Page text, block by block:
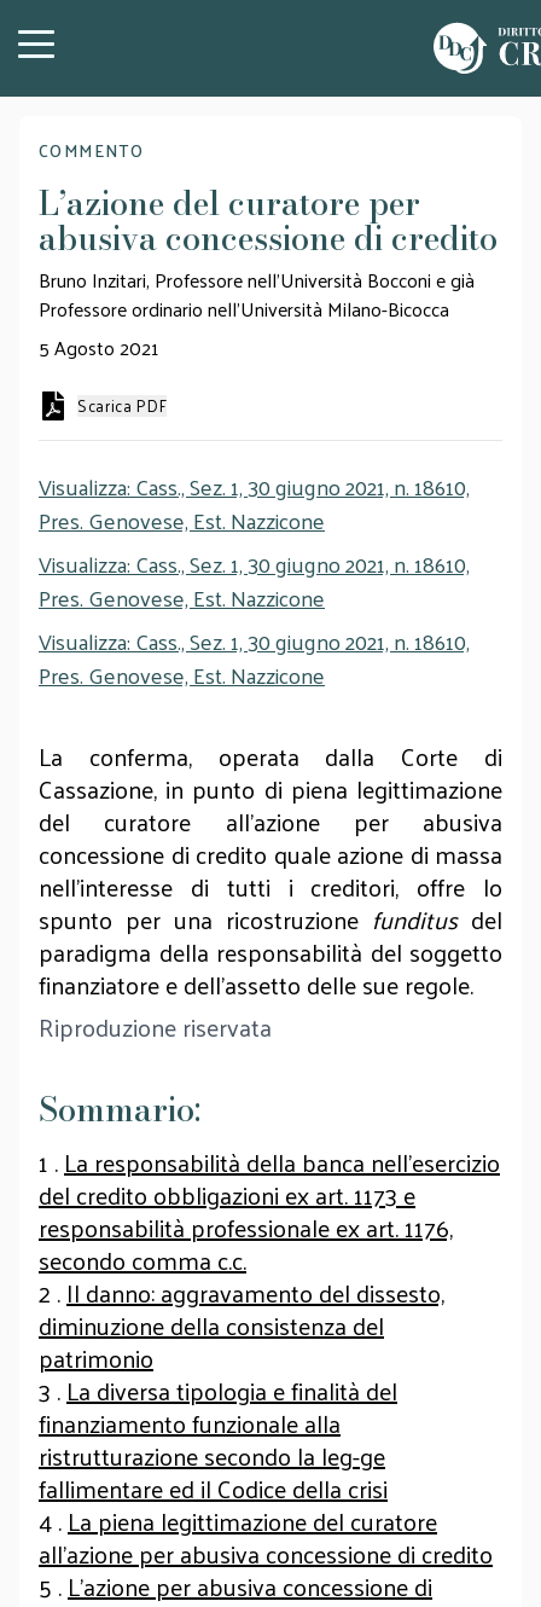
COMMENTO
L’azione del curatore per
abusiva concessione di credito
Bruno Inzitari, Professore nell’Università Bocconi e già
Professore ordinario nell’Università Milano-Bicocca
5 Agosto 2021
Scarica PDF
Visualizza: Cass., Sez. 1, 30 giugno 2021, n. 18610,
Pres. Genovese, Est. Nazzicone
Visualizza: Cass., Sez. 1, 30 giugno 2021, n. 18610,
Pres. Genovese, Est. Nazzicone
Visualizza: Cass., Sez. 1, 30 giugno 2021, n. 18610,
Pres. Genovese, Est. Nazzicone
La conferma, operata dalla Corte di
Cassazione, in punto di piena legittimazione
del curatore all’azione per abusiva
concessione di credito quale azione di massa
nell’interesse di tutti i creditori, offre lo
spunto per una ricostruzione funditusdel
paradigma della responsabilità del soggetto
finanziatore e dell’assetto delle sue regole.
Riproduzione riservata
Sommario:
1 .La responsabilità della banca nell’esercizio
del credito obbligazioni ex art. 1173 e
responsabilità professionale ex art. 1176,
secondo comma c.c.
2 .Il danno: aggravamento del dissesto,
diminuzione della consistenza del
patrimonio
3 .La diversa tipologia e finalità del
finanziamento funzionale alla
ristrutturazione secondo la leg-ge
fallimentare ed il Codice della crisi
4 .La piena legittimazione del curatore
all’azione per abusiva concessione di credito
5 .L’azione per abusiva concessione di